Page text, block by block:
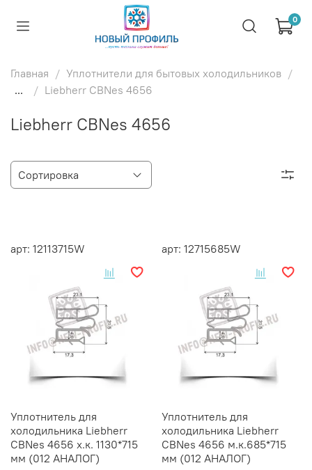
0
Главная
Уплотнители для бытовых холодильников
...
Liebherr CBNes 4656
Liebherr CBNes 4656
арт: 12113715W
Уплотнитель для
холодильника Liebherr
СBNes 4656 х.к. 1130*715
мм (012 АНАЛОГ)
арт: 12715685W
Уплотнитель для
холодильника Liebherr
СBNes 4656 м.к.685*715
мм (012 АНАЛОГ)